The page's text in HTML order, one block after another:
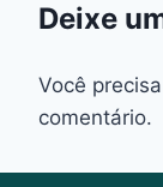
Deixe
Você
comentário.